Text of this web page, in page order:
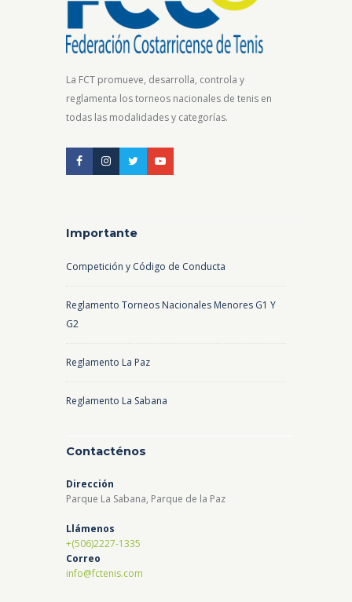
La FCT promueve, desarrolla, controla y
reglamenta los torneos nacionales de tenis en
todas las modalidades y categorías.
Importante
Competición y Código de Conducta
Reglamento Torneos Nacionales Menores G1 Y
G2
Reglamento La Paz
Reglamento La Sabana
Contacténos
Dirección
Parque La Sabana, Parque de la Paz
Llámenos
+(506)2227-1335
Correo
info@fctenis.com